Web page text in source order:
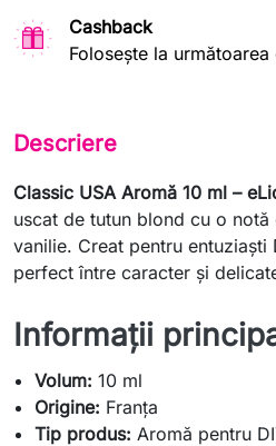
Cashback
Folosește la următoarea
Descriere
Classic USA Aromă 10 ml –
uscat de tutun blond cu o
vanilie. Creat pentru entuziaști
perfect între caracter și
Informații
Volum: 10 ml
Origine: Franța
Tip produs: Aromă pentru